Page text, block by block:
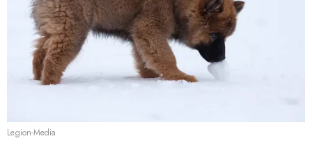
Legion-Media